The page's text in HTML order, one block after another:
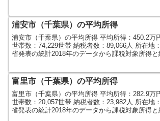
浦安市（千葉県）の平均所得
浦安市（千葉県）の平均所得 平均所得：450.2万
世帯数：74,229世帯 納税者数：89,066人 所在地
省発表の統計2018年のデータから課税対象所得と
富里市（千葉県）の平均所得
富里市（千葉県）の平均所得 平均所得：282.9万
世帯数：20,057世帯 納税者数：23,982人 所在地
省発表の統計2018年のデータから課税対象所得と